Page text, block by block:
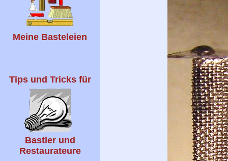
Meine Basteleien
Tips und Tricks für
Bastler und
Restaurateure